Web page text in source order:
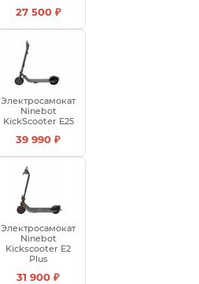
27 500 ₽
Электросамокат
Ninebot
KickScooter E25
39 990 ₽
Электросамокат
Ninebot
Kickscooter E2
Plus
31 900 ₽